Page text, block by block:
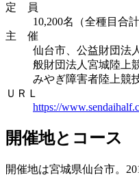
定 員
10,200名（全種目合計
主 催
仙台市、公益財団法
般財団法人宮城陸上
みやぎ障害者陸上競
ＵＲＬ
https://
開催地とコース
開催地は宮城県仙台市。